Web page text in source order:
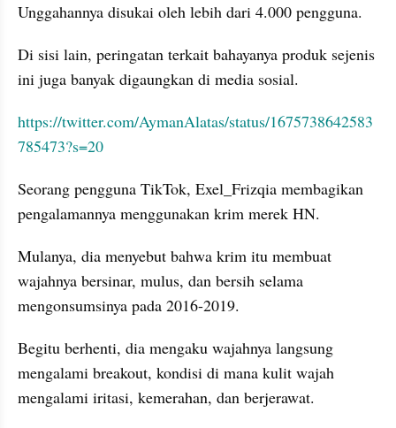
Unggahannya disukai oleh lebih dari 4.000 pengguna.
Di sisi lain, peringatan terkait bahayanya produk sejenis
ini juga banyak digaungkan di media sosial.
https://twitter.com/AymanAlatas/status/1675738642583
785473?s=20
Seorang pengguna TikTok, Exel_Frizqia membagikan
pengalamannya menggunakan krim merek HN.
Mulanya, dia menyebut bahwa krim itu membuat
wajahnya bersinar, mulus, dan bersih selama
mengonsumsinya pada 2016-2019.
Begitu berhenti, dia mengaku wajahnya langsung
mengalami breakout, kondisi di mana kulit wajah
mengalami iritasi, kemerahan, dan berjerawat.